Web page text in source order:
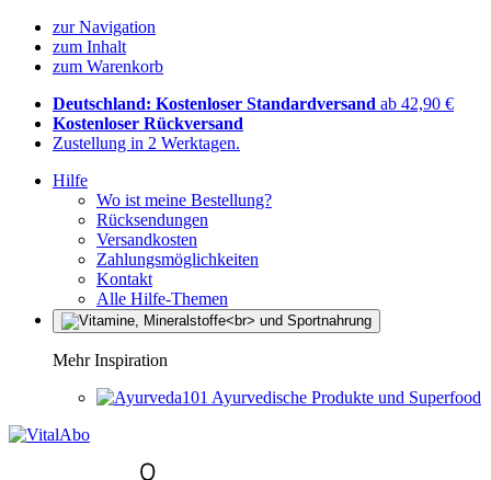
zur Navigation
zum Inhalt
zum Warenkorb
Deutschland: Kostenloser Standardversand ab 42,90 €
Kostenloser Rückversand
Zustellung in 2 Werktagen.
Hilfe
Wo ist meine Bestellung?
Rücksendungen
Versandkosten
Zahlungsmöglichkeiten
Kontakt
Alle Hilfe-Themen
Mehr Inspiration
Ayurvedische Produkte und Superfood